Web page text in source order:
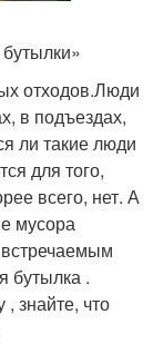
отходов.Люди
в подъездах,
ли такие люди
для того,
всего, нет. А
мусора
бутылка .
знайте, что